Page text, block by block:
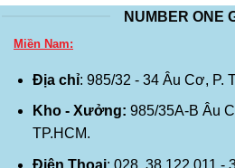
NUMBER ONE
Miền Nam:
Địa chỉ: 985/32 - 34 Âu Cơ, P.
Kho - Xưởng: 985/35A-B Âu
TP.HCM.
Điện Thoại: 028. 38 122 011 -